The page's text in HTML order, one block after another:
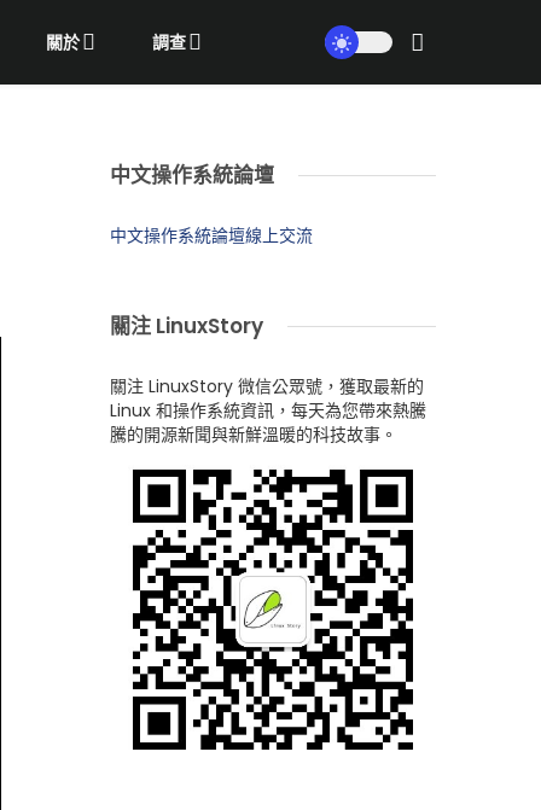
關於 調查
中文操作系統論壇
中文操作系統論壇線上交流
關注 LinuxStory
關注 LinuxStory 微信公眾號，獲取最新的
Linux 和操作系統資訊，每天為您帶來熱騰
騰的開源新聞與新鮮溫暖的科技故事。